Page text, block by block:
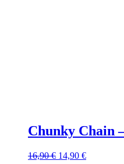
Chunky Chain
16,90€ Ursprünglicher
14,90 €Aktueller